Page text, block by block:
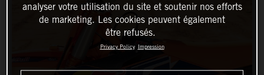
analyser votre utilisation du site et soutenir nos efforts
de marketing. Les cookies peuvent également
être refusés.
Privacy Policy Impression